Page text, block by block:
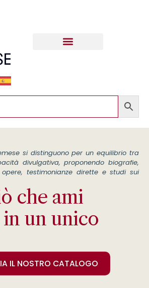
si distinguono per un equilibrio tra
divulgativa, proponendo biografie,
testimonianze dirette e studi sui
che ami
in un unico
IL NOSTRO CATALOGO